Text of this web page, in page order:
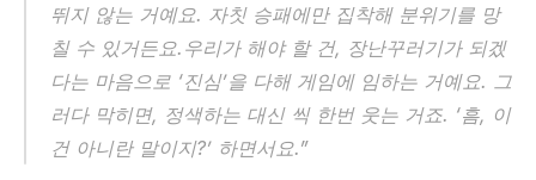
뛰지 않는 거예요. 자칫 승패에만 집착해 분위기를 망
칠 수 있거든요.우리가 해야 할 건, 장난꾸러기가 되겠
다는 마음으로 ‘진심’을 다해 게임에 임하는 거예요. 그
러다 막히면, 정색하는 대신 씩 한번 웃는 거죠. ‘흠, 이
건 아니란 말이지?’ 하면서요.”